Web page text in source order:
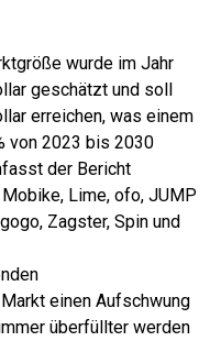
wurde im Jahr
geschätzt und soll
erreichen, was einem
von 2023 bis 2030
der Bericht
Lime, ofo, JUMP
Zagster, Spin und
einen Aufschwung
überfüllter werden